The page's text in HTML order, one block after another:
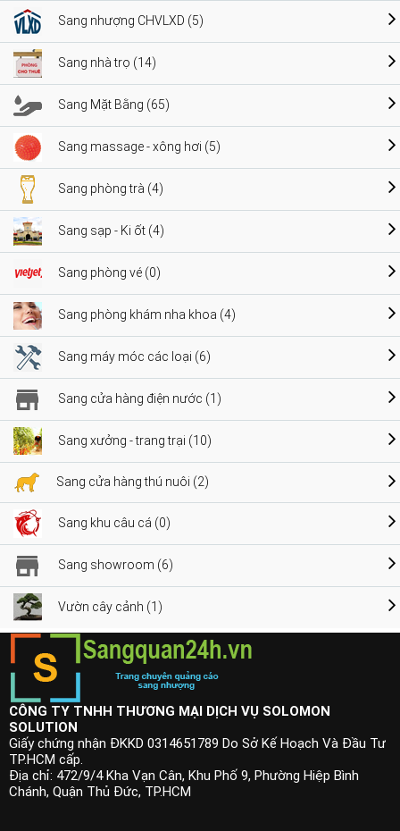
Sang nhượng CHVLXD (5)
Sang nhà trọ (14)
Sang Mặt Bằng (65)
Sang massage - xông hơi (5)
Sang phòng trà (4)
Sang sạp - Ki ốt (4)
Sang phòng vé (0)
Sang phòng khám nha khoa (4)
Sang máy móc các loại (6)
Sang cửa hàng điện nước (1)
Sang xưởng - trang trại (10)
Sang cửa hàng thú nuôi (2)
Sang khu câu cá (0)
Sang showroom (6)
Vườn cây cảnh (1)
CÔNG TY TNHH THƯƠNG MẠI DỊCH VỤ SOLOMON
SOLUTION
Giấy chứng nhận ĐKKD 0314651789 Do Sở Kế Hoạch Và Đầu Tư
TP.HCM cấp.
Địa chỉ: 472/9/4 Kha Vạn Cân, Khu Phố 9, Phường Hiệp Bình
Chánh, Quận Thủ Đức, TP.HCM